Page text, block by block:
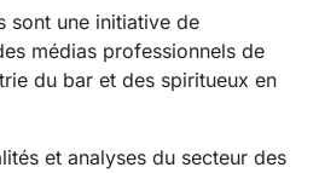
sont une initiative de
médias professionnels de
du bar et des spiritueux en
et analyses du secteur des